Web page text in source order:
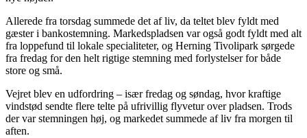
Allerede fra torsdag summede det af liv, da teltet blev fyldt med
gæster i bankostemning. Markedspladsen var også godt fyldt med alt
fra loppefund til lokale specialiteter, og Herning Tivolipark sørgede
fra fredag for den helt rigtige stemning med forlystelser for både
store og små.
Vejret blev en udfordring – især fredag og søndag, hvor kraftige
vindstød sendte flere telte på ufrivillig flyvetur over pladsen. Trods
der var stemningen høj, og markedet summede af liv fra morgen til
aften.